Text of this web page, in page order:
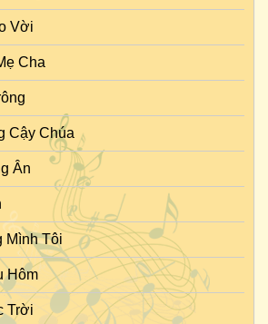
Vời
Cha
Cậy Chúa
Ân
Mình Tôi
Hôm
Trời